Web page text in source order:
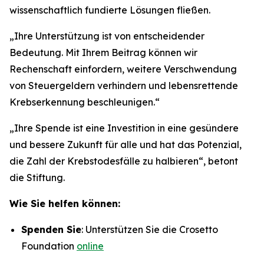
wissenschaftlich fundierte Lösungen fließen.
„Ihre Unterstützung ist von entscheidender
Bedeutung. Mit Ihrem Beitrag können wir
Rechenschaft einfordern, weitere Verschwendung
von Steuergeldern verhindern und lebensrettende
Krebserkennung beschleunigen.“
„Ihre Spende ist eine Investition in eine gesündere
und bessere Zukunft für alle und hat das Potenzial,
die Zahl der Krebstodesfälle zu halbieren“, betont
die Stiftung.
Wie Sie helfen können:
Spenden Sie: Unterstützen Sie die Crosetto
Foundation online